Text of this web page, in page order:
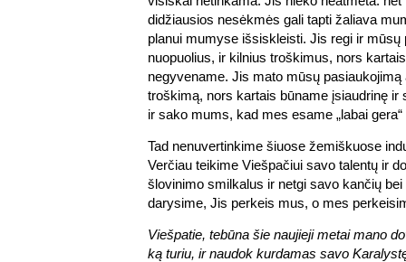
didžiausios nesėkmės gali tapti žaliava
planui mumyse išsiskleisti. Jis regi ir mūsų
nuopuolius, ir kilnius troškimus, nors
negyvename. Jis mato mūsų
troškimą, nors kartais būname įsiaudrinę ir
ir sako mums, kad mes esame „labai
Tad nenuvertinkime šiuose žemiškuose
Verčiau teikime Viešpačiui savo talentų ir
šlovinimo smilkalus ir netgi savo kančių
darysime, Jis perkeis mus, o mes
Viešpatie, tebūna šie naujieji metai mano
ką turiu, ir naudok kurdamas savo